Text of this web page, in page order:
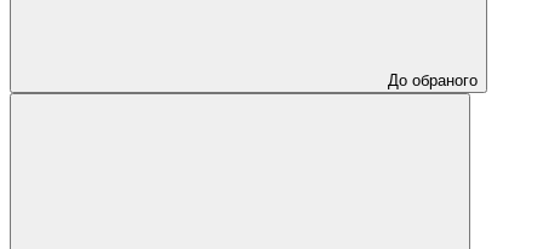
До обраного